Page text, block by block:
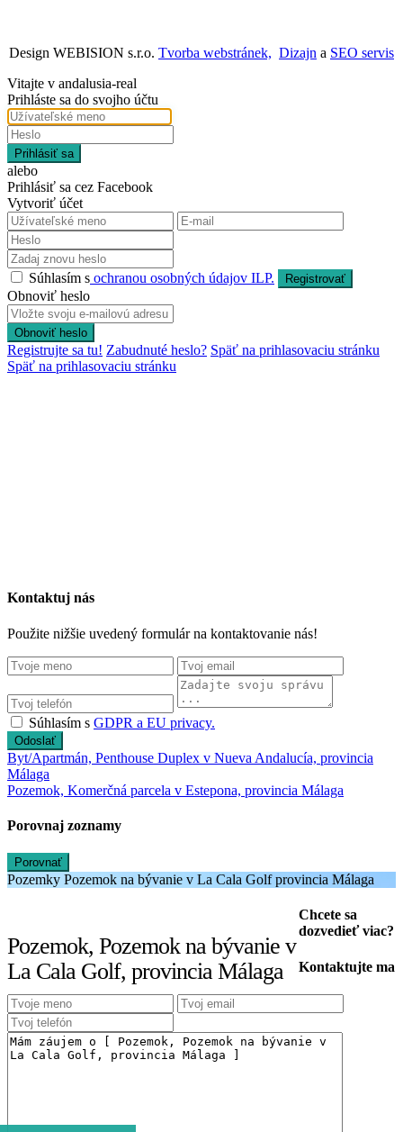
Design WEBISION s.r.o. Tvorba webstránek, Dizajn a SEO servis
Vitajte v andalusia-real
Prihláste sa do svojho účtu
Prihlásiť sa
alebo
Prihlásiť sa cez Facebook
Vytvoriť účet
Súhlasím s ochranou osobných údajov ILP. Registrovať
Obnoviť heslo
Obnoviť heslo
Registrujte sa tu! Zabudnuté heslo? Späť na prihlasovaciu stránku
Späť na prihlasovaciu stránku
Kontaktuj nás
Použite nižšie uvedený formulár na kontaktovanie nás!
Súhlasím s GDPR a EU privacy.
Odoslať
Byt/Apartmán, Penthouse Duplex v Nueva Andalucía, provincia
Málaga
Pozemok, Komerčná parcela v Estepona, provincia Málaga
Porovnaj zoznamy
Porovnať
Pozemky Pozemok na bývanie v La Cala Golf provincia Málaga
Pozemok, Pozemok na bývanie v
La Cala Golf, provincia Málaga
Chcete sa
dozvedieť viac?
Kontaktujte ma